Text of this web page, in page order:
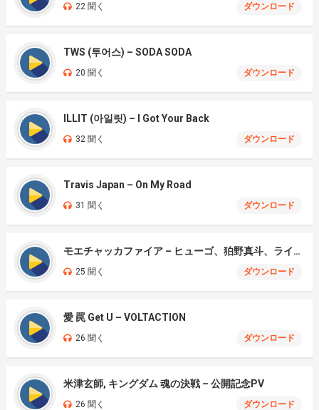
22 聞く ダウンロード
TWS (투어스) – SODA SODA
20 聞く ダウンロード
ILLIT (아일릿) – I Got Your Back
32 聞く ダウンロード
Travis Japan – On My Road
31 聞く ダウンロード
モエチャッカファイア – ヒューゴ、狛野真斗、ライト、セヴェリアン (Cover )
25 聞く ダウンロード
愛 罠 Get U – VOLTACTION
26 聞く ダウンロード
米津玄師, キングダム 魂の決戦 – 公開記念PV
26 聞く ダウンロード